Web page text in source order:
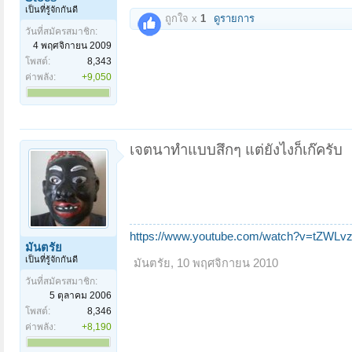
เป็นที่รู้จักกันดี
วันที่สมัครสมาชิก:
4 พฤศจิกายน 2009
โพสต์:
8,343
ค่าพลัง:
+9,050
ถูกใจ x 1 ดูรายการ
มันตรัย
เป็นที่รู้จักกันดี
วันที่สมัครสมาชิก:
5 ตุลาคม 2006
โพสต์:
8,346
ค่าพลัง:
+8,190
เจตนาทำแบบสึกๆ แต่ยังไงก็เก๊ครับ
https://www.youtube.com/
มันตรัย, 10 พฤศจิกายน 2010